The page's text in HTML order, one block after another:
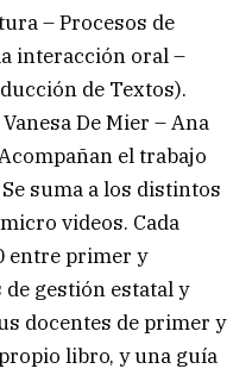
– Procesos de
interacción oral –
de Textos).
De Mier – Ana
el trabajo
suma a los distintos
videos. Cada
entre primer y
gestión estatal y
docentes de primer y
libro, y una guía